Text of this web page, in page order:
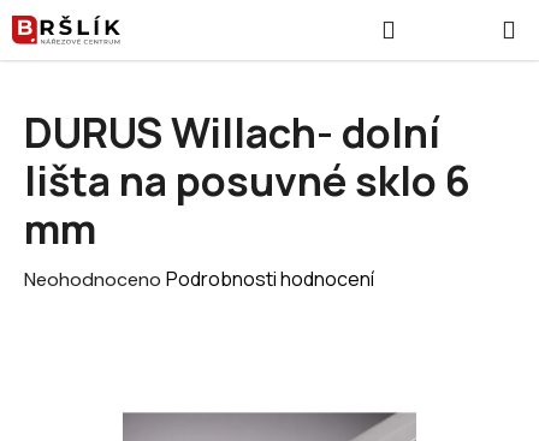
Přejít na obsah
DURUS Willach- dolní
lišta na posuvné sklo 6
mm
Průměrné hodnocení produktu je 0,0 z 5 hvězdiček.
Neohodnoceno Podrobnosti hodnocení